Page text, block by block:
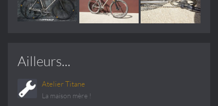
Ailleurs...
Atelier Titane
La maison mère !